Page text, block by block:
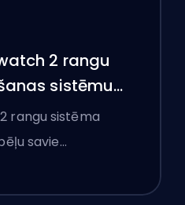
2 rangu
sistēmu
spēles
rangu sistēma
savie…